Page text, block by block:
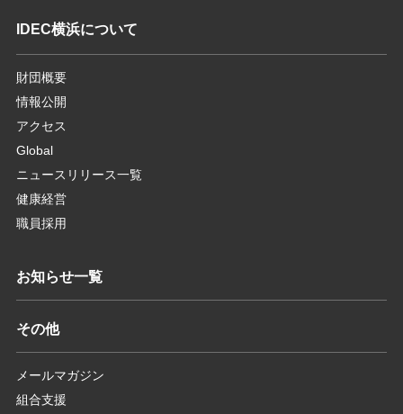
IDEC横浜について
財団概要
情報公開
アクセス
Global
ニュースリリース一覧
健康経営
職員採用
お知らせ一覧
その他
メールマガジン
組合支援